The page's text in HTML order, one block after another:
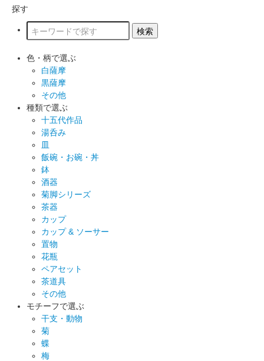
探す
色・柄で選ぶ
白薩摩
黒薩摩
その他
種類で選ぶ
十五代作品
湯呑み
皿
飯碗・お碗・丼
鉢
酒器
菊脚シリーズ
茶器
カップ
カップ & ソーサー
置物
花瓶
ペアセット
茶道具
その他
モチーフで選ぶ
干支・動物
菊
蝶
梅